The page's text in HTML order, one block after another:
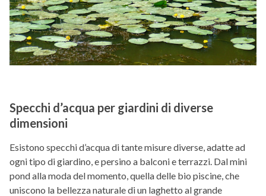
Specchi d’acqua per giardini di diverse
dimensioni
Esistono specchi d’acqua di tante misure diverse, adatte ad
ogni tipo di giardino, e persino a balconi e terrazzi. Dal mini
pond alla moda del momento, quella delle bio piscine, che
uniscono la bellezza naturale di un laghetto al grande